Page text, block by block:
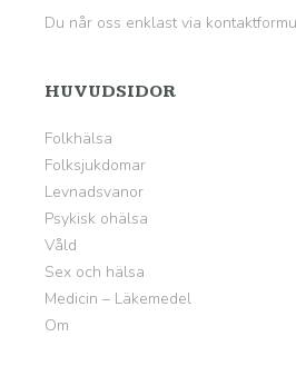
Du når oss enklast via
HUVUDSIDOR
Folkhälsa
Folksjukdomar
Levnadsvanor
Psykisk ohälsa
Våld
Sex och hälsa
Medicin – Läkemedel
Om